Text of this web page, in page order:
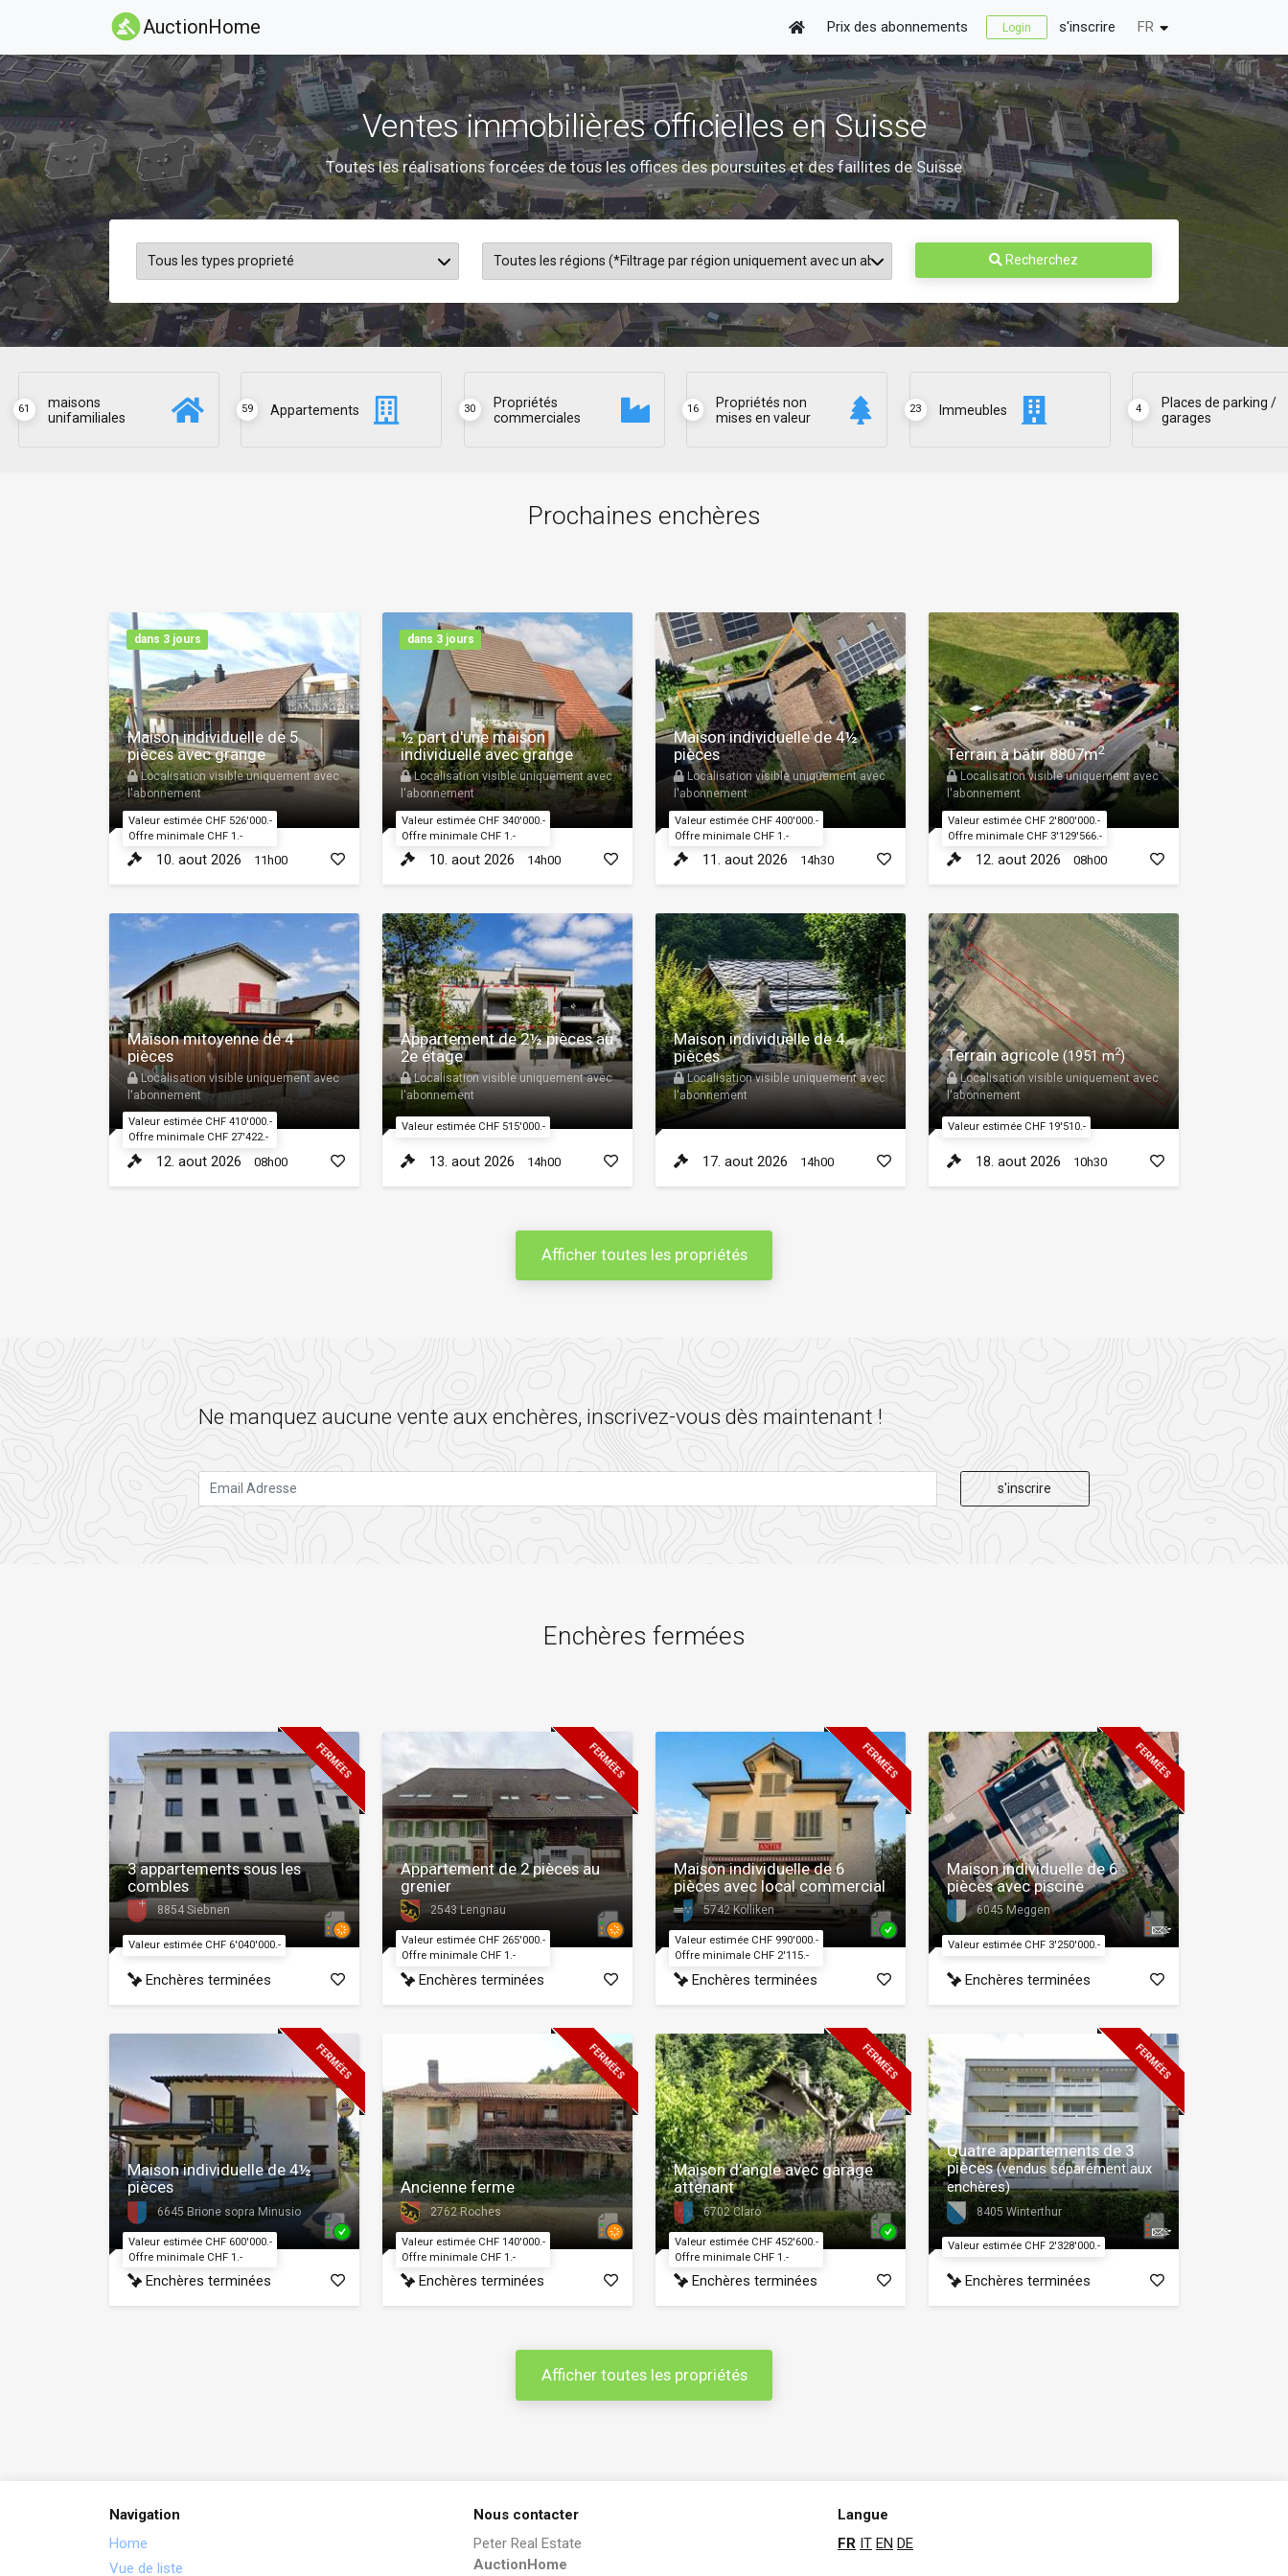
AuctionHome Prix des abonnements Login s'inscrire FR
Ventes immobilières officielles en Suisse
Toutes les réalisations forcées de tous les offices des poursuites et des faillites de Suisse
Recherchez
61
maisons
unifamiliales
59 Appartements 30
Propriétés
commerciales
16
Propriétés non
mises en valeur
23 Immeubles 4
Places de parking /
garages
Prochaines enchères
dans 3 jours
Valeur estimée CHF 526'000.-
Offre minimale CHF 1.-
Maison individuelle de 5
pièces avec grange
Localisation visible uniquement avec
l'abonnement
10. aout 2026 11h00
dans 3 jours
Valeur estimée CHF 340'000.-
Offre minimale CHF 1.-
½ part d'une maison
individuelle avec grange
Localisation visible uniquement avec
l'abonnement
10. aout 2026 14h00
Valeur estimée CHF 400'000.-
Offre minimale CHF 1.-
Maison individuelle de 4½
pièces
Localisation visible uniquement avec
l'abonnement
11. aout 2026 14h30
Valeur estimée CHF 2'800'000.-
Offre minimale CHF 3'129'566.-
Terrain à bâtir 8807m2
Localisation visible uniquement avec
l'abonnement
12. aout 2026 08h00
Valeur estimée CHF 410'000.-
Offre minimale CHF 27'422.-
Maison mitoyenne de 4
pièces
Localisation visible uniquement avec
l'abonnement
12. aout 2026 08h00
Valeur estimée CHF 515'000.-
Appartement de 2½ pièces au
2e étage
Localisation visible uniquement avec
l'abonnement
13. aout 2026 14h00
Maison individuelle de 4
pièces
Localisation visible uniquement avec
l'abonnement
17. aout 2026 14h00
Valeur estimée CHF 19'510.-
Terrain agricole(1951 m2)
Localisation visible uniquement avec
l'abonnement
18. aout 2026 10h30
Afficher toutes les propriétés
Ne manquez aucune vente aux enchères, inscrivez-vous dès maintenant !
s'inscrire
Enchères fermées
FERMÉES
Valeur estimée CHF 6'040'000.-
3 appartements sous les
combles
8854 Siebnen
Enchères terminées
FERMÉES
Valeur estimée CHF 265'000.-
Offre minimale CHF 1.-
Appartement de 2 pièces au
grenier
2543 Lengnau
Enchères terminées
FERMÉES
Valeur estimée CHF 990'000.-
Offre minimale CHF 2'115.-
Maison individuelle de 6
pièces avec local commercial
5742 Kölliken
Enchères terminées
FERMÉES
Valeur estimée CHF 3'250'000.-
Maison individuelle de 6
pièces avec piscine
6045 Meggen
Enchères terminées
FERMÉES
Valeur estimée CHF 600'000.-
Offre minimale CHF 1.-
Maison individuelle de 4½
pièces
6645 Brione sopra Minusio
Enchères terminées
FERMÉES
Valeur estimée CHF 140'000.-
Offre minimale CHF 1.-
Ancienne ferme
2762 Roches
Enchères terminées
FERMÉES
Valeur estimée CHF 452'600.-
Offre minimale CHF 1.-
Maison d'angle avec garage
attenant
6702 Claro
Enchères terminées
FERMÉES
Valeur estimée CHF 2'328'000.-
Quatre appartements de 3
pièces(vendus séparément aux
enchères)
8405 Winterthur
Enchères terminées
Afficher toutes les propriétés
Navigation
Home
Vue de liste
Nous contacter
Peter Real Estate
AuctionHome
Langue
FR IT EN DE